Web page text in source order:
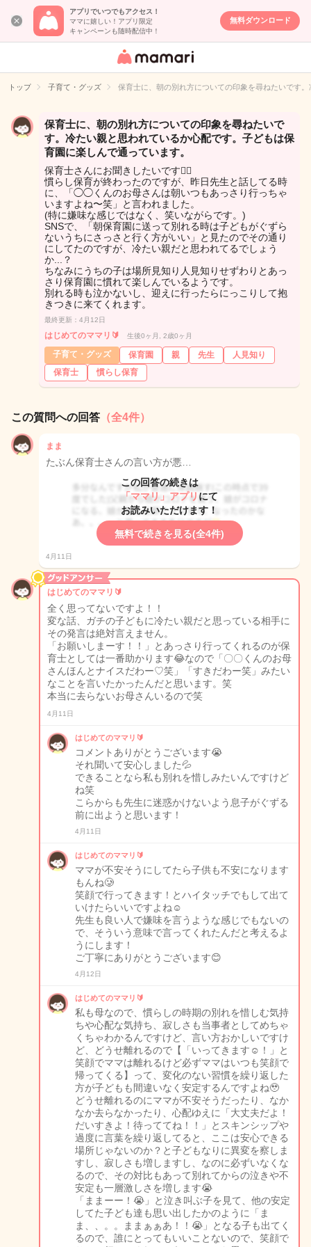
アプリでいつでもアクセス！
ママに嬉しい！アプリ限定
キャンペーンも随時配信中！
無料ダウンロード
女性専用匿名QA
イト
トップ 子育て・グッズ 保育士に、朝の別れ方についての印象を尋ねたいです
保育士に、朝の別れ方についての印象を尋ねたいで
す。冷たい親と思われているか心配です。子どもは保
育園に楽しんで通っています。
保育士さんにお聞きしたいです🙇‍♂️
慣らし保育が終わったのですが、昨日先生と話してる時
に、「◯◯くんのお母さんは朝いつもあっさり行っちゃ
いますよね〜笑」と言われました。
(特に嫌味な感じではなく、笑いながらです。)
SNSで、「朝保育園に送って別れる時は子どもがぐずら
ないうちにさっさと行く方がいい」と見たのでその通り
にしてたのですが、冷たい親だと思われてるでしょう
か...？
ちなみにうちの子は場所見知り人見知りせずわりとあっ
さり保育園に慣れて楽しんでいるようです。
別れる時も泣かないし、迎えに行ったらにっこりして抱
きつきに来てくれます。
最終更新：4月12日
はじめてのママリ🔰 生後0ヶ月, 2歳0ヶ月
子育て・グッズ 保育園 親 先生
人見知り
保育士
慣らし保育
この質問への回答 （全4件）
まま
たぶん保育士さんの言い方が悪…
この回答の続きは
「ママリ」アプリ にて
お読みいただけます！
無料で続きを見る(全4件)
4月11日
はじめてのママリ🔰
全く思ってないですよ！！
変な話、ガチの子どもに冷たい親だと思っている相手に
その発言は絶対言えません。
「お願いしまーす！！」とあっさり行ってくれるのが保
育士としては一番助かります😂なので「〇〇くんのお母
さんほんとナイスだわー♡笑」「すきだわー笑」みたい
なことを言いたかったんだと思います。笑
本当に去らないお母さんいるので笑
4月11日
はじめてのママリ🔰
コメントありがとうございます😭
それ聞いて安心しました💦
できることなら私も別れを惜しみたいんですけど
ね笑
こらからも先生に迷惑かけないよう息子がぐずる
前に出ようと思います！
4月11日
はじめてのママリ🔰
ママが不安そうにしてたら子供も不安になります
もんね🥲
笑顔で行ってきます！とハイタッチでもして出て
いけたらいいですよね☺️
先生も良い人で嫌味を言うような感じでもないの
で、そういう意味で言ってくれたんだと考えるよ
うにします！
ご丁寧にありがとうございます😊
4月12日
はじめてのママリ🔰
私も母なので、慣らしの時期の別れを惜しむ気持
ちや心配な気持ち、寂しさも当事者としてめちゃ
くちゃわかるんですけど、言い方おかしいですけ
ど、どうせ離れるので【「いってきます☺️！」と
笑顔でママは離れるけど必ずママはいつも笑顔で
帰ってくる】って、変化のない習慣を繰り返した
方が子どもも間違いなく安定するんですよね🥹
どうせ離れるのにママが不安そうだったり、なか
なか去らなかったり、心配ゆえに「大丈夫だよ！
だいすきよ！待っててね！！」とスキンシップや
過度に言葉を繰り返してると、ここは安心できる
場所じゃないのか？と子どもなりに異変を察しま
すし、寂しさも増しますし、なのに必ずいなくな
るので、その対比もあって別れてからの泣きや不
安定も一層激しさを増します😭
「ままーー！😭」と泣き叫ぶ子を見て、他の安定
してた子ども達も思い出したかのように「ま
ま、、。。ままぁぁあ！！😭」となる子も出てく
るので、誰にとってもいいことないので、笑顔で